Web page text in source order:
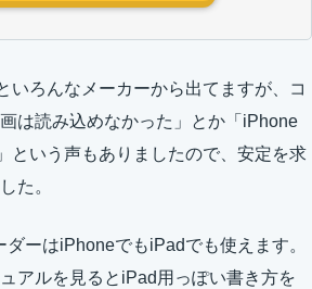
いろんなメーカーから出てますが、コ
は読み込めなかった」とか「iPhone
という声もありましたので、安定を求
た。
ーはiPhoneでもiPadでも使えます。
アルを見るとiPad用っぽい書き方を